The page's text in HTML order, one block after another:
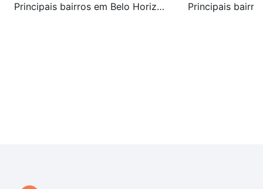
Principais bairros em Belo Horizonte, MG